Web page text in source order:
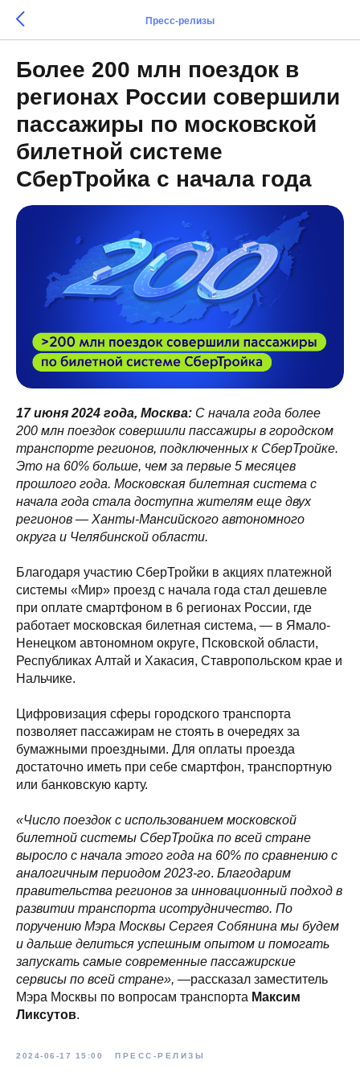
Пресс-релизы
Более 200 млн поездок в
регионах России совершили
пассажиры по московской
билетной системе
СберТройка с начала года
17 июня 2024 года, Москва: С начала года более
200 млн поездок совершили пассажиры в городском
транспорте регионов, подключенных к СберТройке.
Это на 60% больше, чем за первые 5 месяцев
прошлого года. Московская билетная система с
начала года стала доступна жителям еще двух
регионов — Ханты-Мансийского автономного
округа и Челябинской области.
Благодаря участию СберТройки в акциях платежной
системы «Мир» проезд с начала года стал дешевле
при оплате смартфоном в 6 регионах России, где
работает московская билетная система, — в Ямало-
Ненецком автономном округе, Псковской области,
Республиках Алтай и Хакасия, Ставропольском крае и
Нальчике.
Цифровизация сферы городского транспорта
позволяет пассажирам не стоять в очередях за
бумажными проездными. Для оплаты проезда
достаточно иметь при себе смартфон, транспортную
или банковскую карту.
«Число поездок с использованием московской
билетной системы СберТройка по всей стране
выросло с начала этого года на 60% по сравнению с
аналогичным периодом 2023-го. Благодарим
правительства регионов за инновационный подход в
развитии транспорта исотрудничество. По
поручению Мэра Москвы Сергея Собянина мы будем
и дальше делиться успешным опытом и помогать
запускать самые современные пассажирские
сервисы по всей стране», —рассказал заместитель
Мэра Москвы по вопросам транспорта Максим
Ликсутов.
2024-06-17 15:00 ПРЕСС-РЕЛИЗЫ